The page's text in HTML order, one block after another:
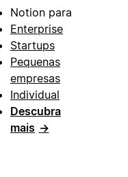
Notion para
Enterprise
Startups
Pequenas
empresas
Individual
Descubra
mais →